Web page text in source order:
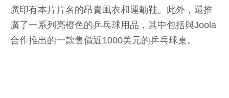
廣印有本片片名的昂貴風衣和運動鞋。此外，還推
廣了一系列亮橙色的乒乓球用品，其中包括與Joola
合作推出的一款售價近1000美元的乒乓球桌。